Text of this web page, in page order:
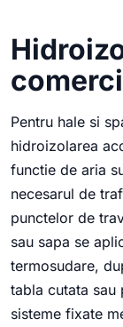
Pentru hale si
hidroizolarea
functie de aria
necesarul de
punctelor de
sau sapa se
termosudare,
tabla cutata sau
sisteme fixate